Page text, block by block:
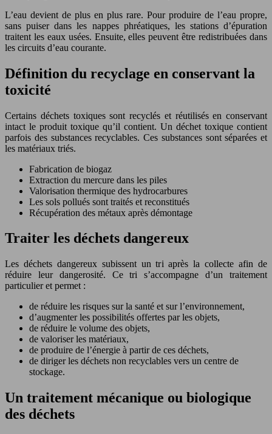
L’eau devient de plus en plus rare. Pour produire de l’eau propre,
sans puiser dans les nappes phréatiques, les stations d’épuration
traitent les eaux usées. Ensuite, elles peuvent être redistribuées dans
les circuits d’eau courante.
Définition du recyclage en conservant la
toxicité
Certains déchets toxiques sont recyclés et réutilisés en conservant
intact le produit toxique qu’il contient. Un déchet toxique contient
parfois des substances recyclables. Ces substances sont séparées et
les matériaux triés.
Fabrication de biogaz
Extraction du mercure dans les piles
Valorisation thermique des hydrocarbures
Les sols pollués sont traités et reconstitués
Récupération des métaux après démontage
Traiter les déchets dangereux
Les déchets dangereux subissent un tri après la collecte afin de
réduire leur dangerosité. Ce tri s’accompagne d’un traitement
particulier et permet :
de réduire les risques sur la santé et sur l’environnement,
d’augmenter les possibilités offertes par les objets,
de réduire le volume des objets,
de valoriser les matériaux,
de produire de l’énergie à partir de ces déchets,
de diriger les déchets non recyclables vers un centre de
stockage.
Un traitement mécanique ou biologique
des déchets